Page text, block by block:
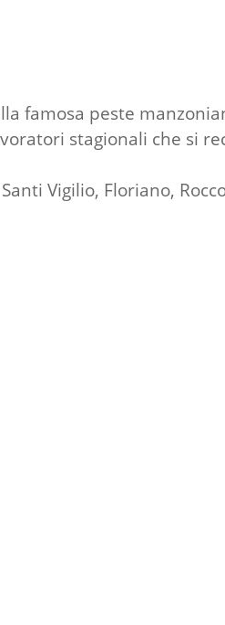
famosa peste
stagionali che si
Vigilio, Floriano,